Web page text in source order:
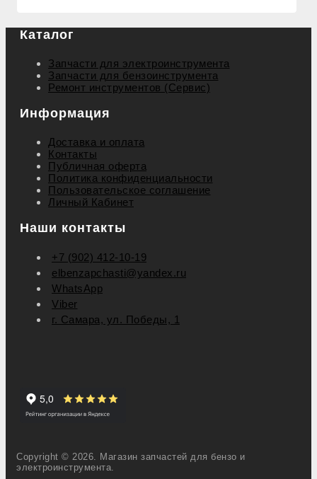
Каталог
Запчасти для электроинструмента
Запчасти для бензоинструмента
Ремонт инструментов (Сервис)
Информация
Доставка и оплата
Контакты
Публичная оферта
Политика конфиденциальности
Пользовательское соглашение
Личный Кабинет
Наши контакты
+7 (902) 412-10-19
elbenzapchasti@yandex.ru
WhatsApp
Viber
г. Самара, ул. Победы, 1
Copyright © 2026. Магазин запчастей для бензо и
электроинструмента.